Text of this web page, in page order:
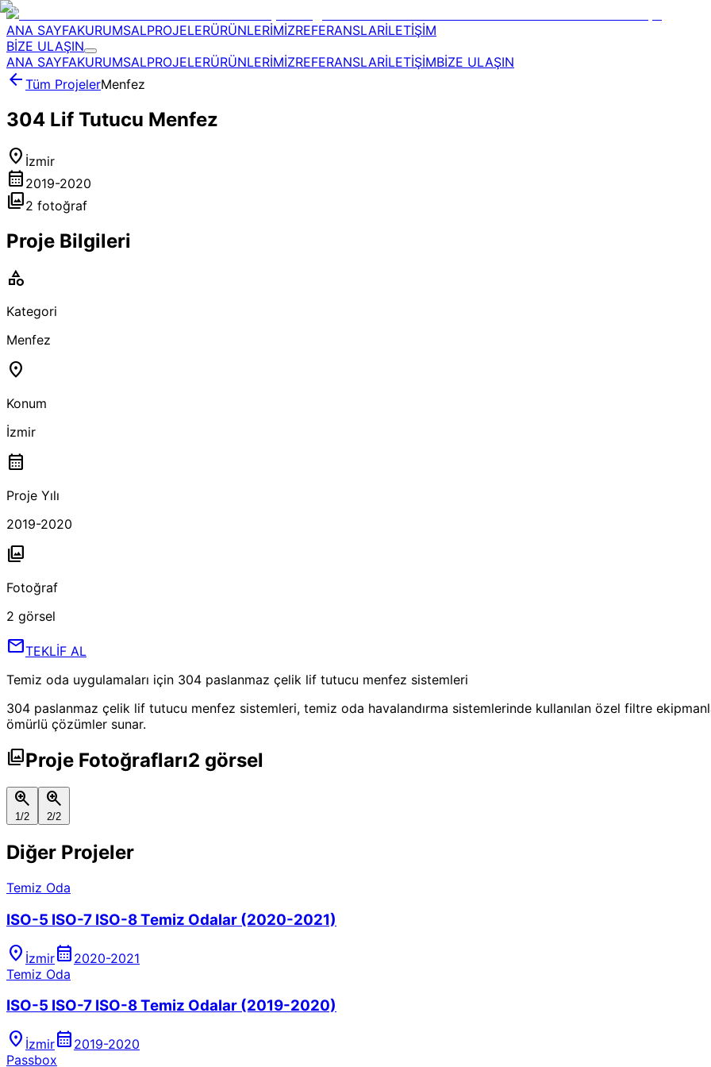
ANA SAYFAKURUMSALPROJELERÜRÜNLERİMİZREFERANSLARİLETİŞİM
BİZE ULAŞIN
ANA SAYFAKURUMSALPROJELERÜRÜNLERİMİZREFERANSLARİLETİŞİMBİZE ULAŞIN
arrow_back Tüm ProjelerMenfez
304 Lif Tutucu Menfez
location_on İzmir
calendar_month 2019-2020
photo_library2 fotoğraf
Proje Bilgileri
category
Kategori
Menfez
location_on
Konum
İzmir
calendar_month
Proje Yılı
2019-2020
photo_library
Fotoğraf
2 görsel
mailTEKLİF AL
Temiz oda uygulamaları için 304 paslanmaz çelik lif tutucu menfez sistemleri
304 paslanmaz çelik lif tutucu menfez sistemleri, temiz oda havalandırma sistemlerinde kullanılan özel filtre
ömürlü çözümler sunar.
photo_libraryProje Fotoğrafları2 görsel
zoom_in
1/2
zoom_in
2/2
Diğer Projeler
Temiz Oda
ISO-5 ISO-7 ISO-8 Temiz Odalar (2020-2021)
location_on İzmircalendar_month 2020-2021
Temiz Oda
ISO-5 ISO-7 ISO-8 Temiz Odalar (2019-2020)
location_on İzmircalendar_month 2019-2020
Passbox